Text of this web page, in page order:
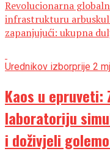
Revolucionarna
infrastrukturu
zapanjujući: ukupna
Urednikov izborprije 2
Kaos u epruveti:
laboratoriju
i doživjeli